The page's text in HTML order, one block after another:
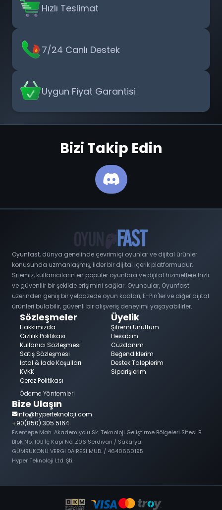
Hızlı Teslimat
7/24 Canlı Destek
Uygun Fiyat Garantisi
Bizi Takip Edin
Oyunfast, dünya genelinde çevrimiçi oyunlar ve dijital ürünler
konusunda uzmanlaşmış, lider bir dijital içerik platformudur.
Sitemiz, kullanıcıların en popüler oyunlara ve dijital hizmetlere hızlı
ve güvenilir bir şekilde erişimini sağlar. Oyuncular, Oyunfast
üzerinden geniş bir yelpazede oyun kodları, E-Pin'ler ve diğer dijital
ürünleri bulabilir, güvenli bir alışveriş deneyimi yaşayabilirler.
Sözleşmeler
Hakkımızda
Gizlilik Politikası
Kullanıcı Sözleşmesi
Satış Sözleşmesi
İptal & İade Koşulları
KVKK
Çerez Politikası
Ödeme Yöntemleri
Üyelik
Şifremi Unuttum
Hesabım
Cüzdanım
Beğendiklerim
Destek Taleplerim
Siparişlerim
Bize Ulaşın
info@hyperteknoloji.com
+90(850) 305 5164
Esentepe Mah. Akademiyolu Sk. Teknoloji Geliştirme Bölgeleri Sitesi B
Blok No: 10B İç Kapı No: Z06 Serdivan / Sakarya
GÜMRÜKÖNÜ VERGI DAIRESI MÜD. / 4640660195
Hyper Teknoloji Ltd. Şti.